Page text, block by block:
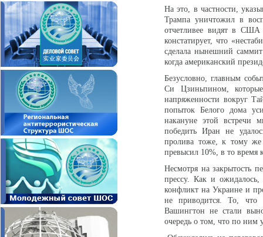
На это, в частности,
Трампа уничтожил в
отчетливее видят в
констатирует, что
сделала нынешний
когда американский
Безусловно, главным
Си Цзиньпином,
напряженности вокруг
попыток Белого дома
накануне этой встречи
победить Иран не
пролива тоже, к тому же
превысил 10%, в то время
Несмотря на закрытость
прессу. Как и
конфликт на Украине и
не приводится. То,
Вашингтон не стали
очередь о том, что по ним